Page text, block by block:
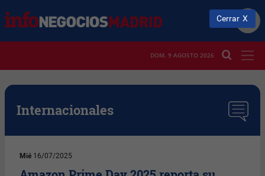
DOM. 9 AGOSTO 2026
Internacionales
Mié 16/07/2025
Cerrar